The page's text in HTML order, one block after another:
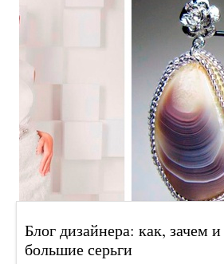
Блог дизайнера: как, зачем
большие серьги